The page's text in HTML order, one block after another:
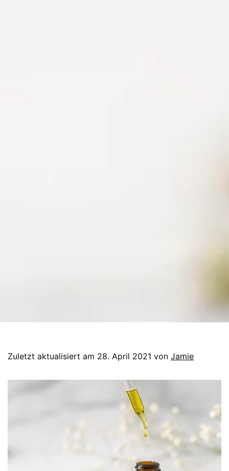
Zuletzt aktualisiert am 28. April 2021 vonJamie